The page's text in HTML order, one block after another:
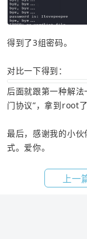
得到了3组密码。
对比一下得到：
后面就跟第一种解
门协议”，拿到root了
最后，感谢我的小
式。爱你。
上一